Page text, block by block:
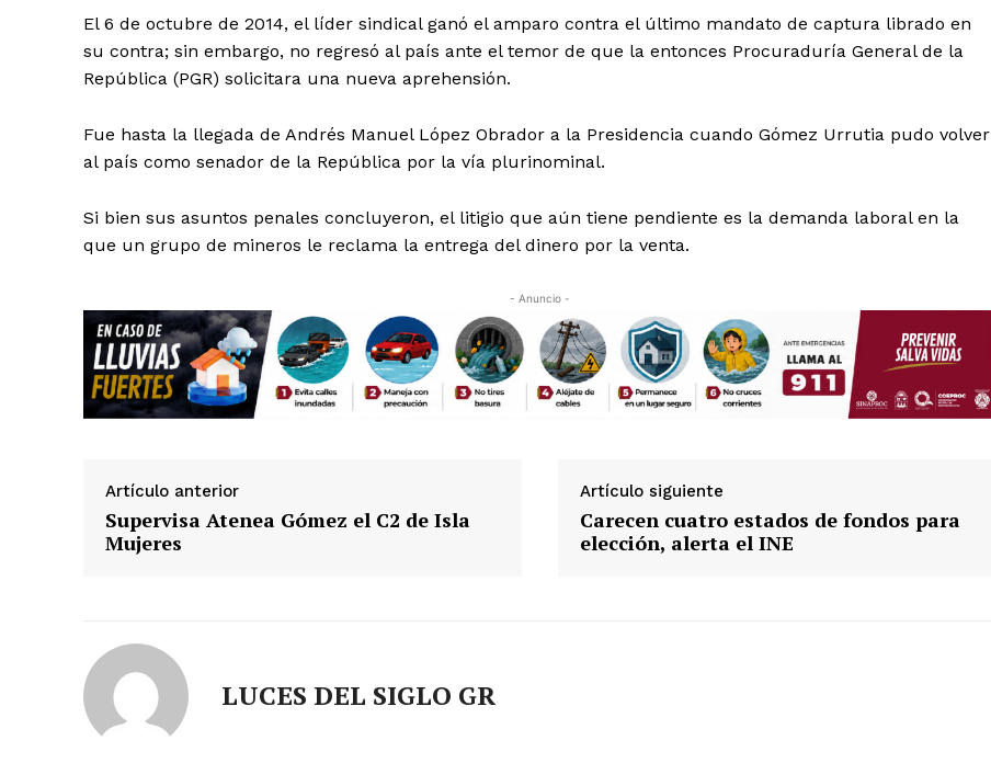
El 6 de octubre de 2014, el líder sindical ganó el amparo contra el último mandato de captura librado en
su contra; sin embargo, no regresó al país ante el temor de que la entonces Procuraduría General de la
República (PGR) solicitara una nueva aprehensión.
Fue hasta la llegada de Andrés Manuel López Obrador a la Presidencia cuando Gómez Urrutia pudo volver
al país como senador de la República por la vía plurinominal.
Si bien sus asuntos penales concluyeron, el litigio que aún tiene pendiente es la demanda laboral en la
que un grupo de mineros le reclama la entrega del dinero por la venta.
- Anuncio -
Artículo anterior
Supervisa Atenea Gómez el C2 de Isla
Mujeres
Artículo siguiente
Carecen cuatro estados de fondos para
elección, alerta el INE
LUCES DEL SIGLO GR